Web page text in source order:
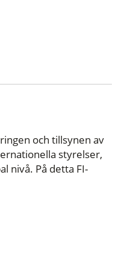
och tillsynen av
styrelser,
nivå. På detta FI-